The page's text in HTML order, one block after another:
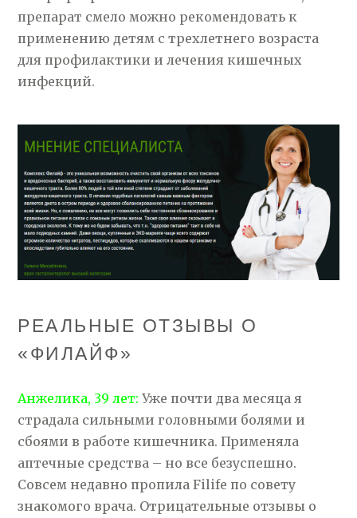
препарат смело можно рекомендовать к
применению детям с трехлетнего возраста
для профилактики и лечения кишечных
инфекций.
РЕАЛЬНЫЕ ОТЗЫВЫ О
«ФИЛАЙФ»
Анжелика, 39 лет: Уже почти два месяца я
страдала сильными головными болями и
сбоями в работе кишечника. Применяла
аптечные средства – но все безуспешно.
Совсем недавно пропила Filife по совету
знакомого врача. Отрицательные отзывы о